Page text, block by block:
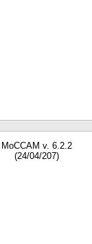
MoCCAM v. 6.2.2
(24/04/207)